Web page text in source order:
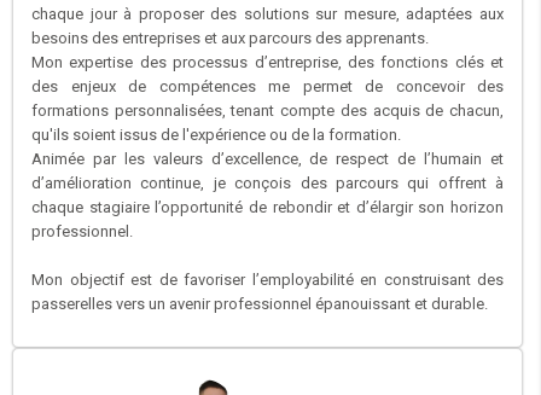
chaque jour à proposer des solutions sur mesure, adaptées aux
besoins des entreprises et aux parcours des apprenants.
Mon expertise des processus d’entreprise, des fonctions clés et
des enjeux de compétences me permet de concevoir des
formations personnalisées, tenant compte des acquis de chacun,
qu'ils soient issus de l'expérience ou de la formation.
Animée par les valeurs d’excellence, de respect de l’humain et
d’amélioration continue, je conçois des parcours qui offrent à
chaque stagiaire l’opportunité de rebondir et d’élargir son horizon
professionnel.
Mon objectif est de favoriser l’employabilité en construisant des
passerelles vers un avenir professionnel épanouissant et durable.